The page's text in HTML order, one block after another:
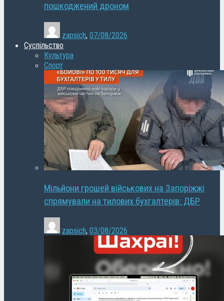
пошкоджений дроном
zapsich, 07/08/2026
Суспільство
Культура
Спорт
Мільйони грошей військових на Запоріжжі
спрямували на тилових бухгалтерів: ДБР
zapsich, 03/08/2026